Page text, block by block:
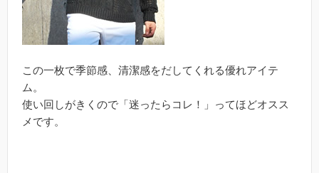
この一枚で季節感、清潔感をだしてくれる優れアイテ
ム。
使い回しがきくので「迷ったらコレ！」ってほどオスス
メです。